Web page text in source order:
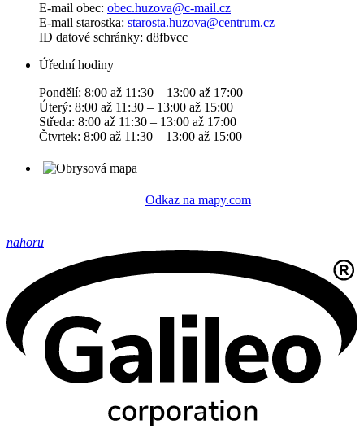
E-mail obec: obec.huzova@c-mail.cz
E-mail starostka: starosta.huzova@centrum.cz
ID datové schránky: d8fbvcc
Úřední hodiny
Pondělí: 8:00 až 11:30 – 13:00 až 17:00
Úterý: 8:00 až 11:30 – 13:00 až 15:00
Středa: 8:00 až 11:30 – 13:00 až 17:00
Čtvrtek: 8:00 až 11:30 – 13:00 až 15:00
Odkaz na mapy.com
nahoru